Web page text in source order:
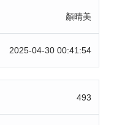
顏晴美
2025-04-30 00:41:54
493